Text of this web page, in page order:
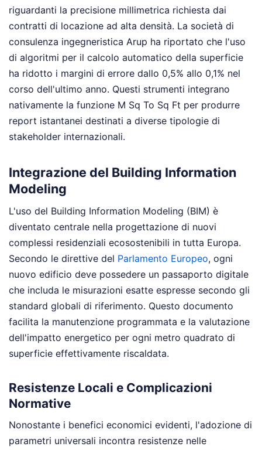
riguardanti la precisione millimetrica richiesta dai
contratti di locazione ad alta densità. La società di
consulenza ingegneristica Arup ha riportato che l'uso
di algoritmi per il calcolo automatico della superficie
ha ridotto i margini di errore dallo 0,5% allo 0,1% nel
corso dell'ultimo anno. Questi strumenti integrano
nativamente la funzione M Sq To Sq Ft per produrre
report istantanei destinati a diverse tipologie di
stakeholder internazionali.
Integrazione del Building Information
Modeling
L'uso del Building Information Modeling (BIM) è
diventato centrale nella progettazione di nuovi
complessi residenziali ecosostenibili in tutta Europa.
Secondo le direttive del Parlamento Europeo, ogni
nuovo edificio deve possedere un passaporto digitale
che includa le misurazioni esatte espresse secondo gli
standard globali di riferimento. Questo documento
facilita la manutenzione programmata e la valutazione
dell'impatto energetico per ogni metro quadrato di
superficie effettivamente riscaldata.
Resistenze Locali e Complicazioni
Normative
Nonostante i benefici economici evidenti, l'adozione di
parametri universali incontra resistenze nelle